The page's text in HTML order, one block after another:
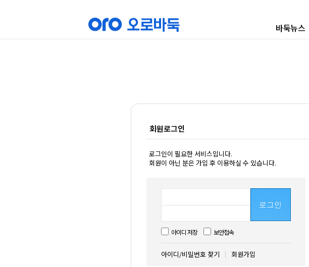
바둑뉴스
회원로그인
로그인이 필요한 서비스입니다.
회원이 아닌 분은 가입 후 이용하실 수 있습니다.
로그인
아이디 저장 보안접속
아이디/비밀번호 찾기 회원가입